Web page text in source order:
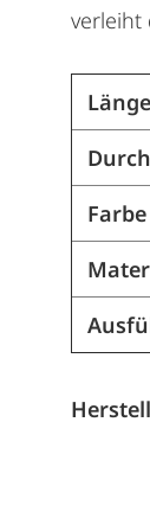
verleiht
Länge
Farbe